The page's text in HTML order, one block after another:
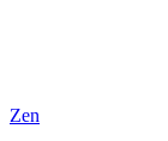
Zen